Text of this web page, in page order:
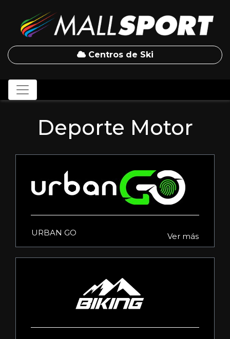
Centros de Ski
Deporte Motor
URBAN GO Ver más